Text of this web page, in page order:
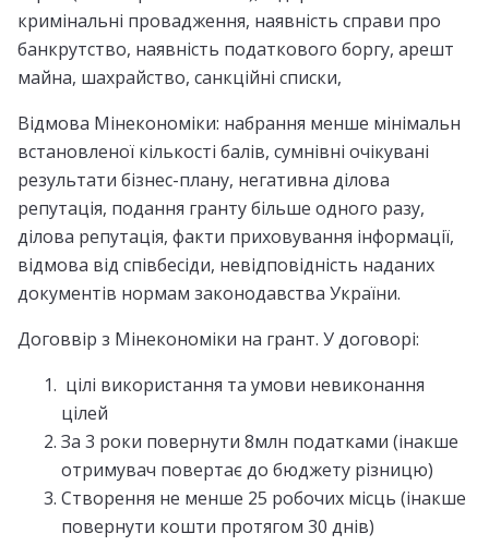
кримінальні провадження, наявність справи про
банкрутство, наявність податкового боргу, арешт
майна, шахрайство, санкційні списки,
Відмова Мінекономіки: набрання менше мінімальн
встановленої кількості балів, сумнівні очікувані
результати бізнес-плану, негативна ділова
репутація, подання гранту більше одного разу,
ділова репутація, факти приховування інформації,
відмова від співбесіди, невідповідність наданих
документів нормам законодавства України.
Договвір з Мінекономіки на грант. У договорі:
цілі використання та умови невиконання
цілей
За 3 роки повернути 8млн податками (інакше
отримувач повертає до бюджету різницю)
Створення не менше 25 робочих місць (інакше
повернути кошти протягом 30 днів)